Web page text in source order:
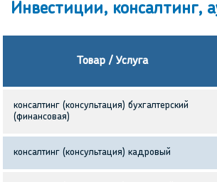
Инвестиции, консалтинг,
Товар / Услуга
консалтинг (консультация) бухгалтерский
(финансовая)
консалтинг (консультация) кадровый